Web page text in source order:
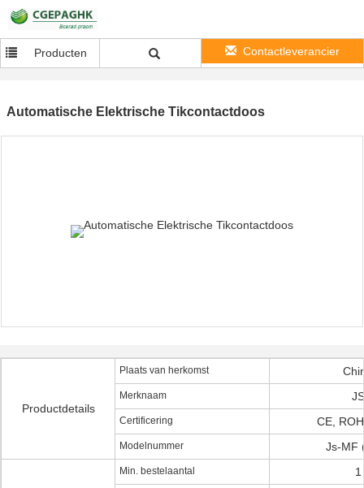
Producten Contactleverancier
Automatische Elektrische Tikcontactdoos
Productdetails
Plaats van herkomst
Merknaam JS
Certificering CE,
Modelnummer Js-MF
Min. bestelaantal 1